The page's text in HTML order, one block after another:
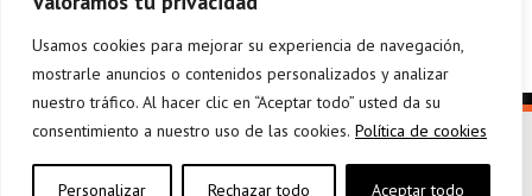
Usamos cookies para mejorar su experiencia de navegación,
mostrarle anuncios o contenidos personalizados y analizar
nuestro tráfico. Al hacer clic en “Aceptar todo” usted da su
consentimiento a nuestro uso de las cookies. Política de cookies
Personalizar Rechazar todo Aceptar todo